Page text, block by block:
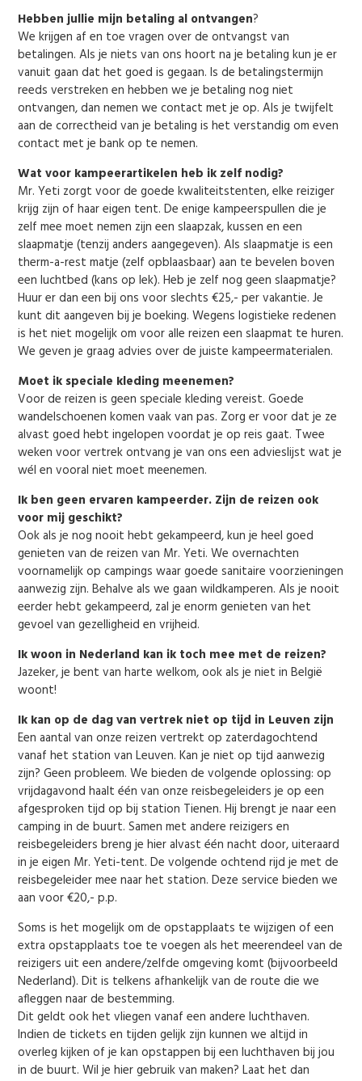
Hebben jullie mijn betaling al ontvangen?
We krijgen af en toe vragen over de ontvangst van
betalingen. Als je niets van ons hoort na je betaling kun je er
vanuit gaan dat het goed is gegaan. Is de betalingstermijn
reeds verstreken en hebben we je betaling nog niet
ontvangen, dan nemen we contact met je op. Als je twijfelt
aan de correctheid van je betaling is het verstandig om even
contact met je bank op te nemen.
Wat voor kampeerartikelen heb ik zelf nodig?
Mr. Yeti zorgt voor de goede kwaliteitstenten, elke reiziger
krijg zijn of haar eigen tent. De enige kampeerspullen die je
zelf mee moet nemen zijn een slaapzak, kussen en een
slaapmatje (tenzij anders aangegeven). Als slaapmatje is een
therm-a-rest matje (zelf opblaasbaar) aan te bevelen boven
een luchtbed (kans op lek). Heb je zelf nog geen slaapmatje?
Huur er dan een bij ons voor slechts €25,- per vakantie. Je
kunt dit aangeven bij je boeking. Wegens logistieke redenen
is het niet mogelijk om voor alle reizen een slaapmat te huren.
We geven je graag advies over de juiste kampeermaterialen.
Moet ik speciale kleding meenemen?
Voor de reizen is geen speciale kleding vereist. Goede
wandelschoenen komen vaak van pas. Zorg er voor dat je ze
alvast goed hebt ingelopen voordat je op reis gaat. Twee
weken voor vertrek ontvang je van ons een advieslijst wat je
wél en vooral niet moet meenemen.
Ik ben geen ervaren kampeerder. Zijn de reizen ook
voor mij geschikt?
Ook als je nog nooit hebt gekampeerd, kun je heel goed
genieten van de reizen van Mr. Yeti. We overnachten
voornamelijk op campings waar goede sanitaire voorzieningen
aanwezig zijn. Behalve als we gaan wildkamperen. Als je nooit
eerder hebt gekampeerd, zal je enorm genieten van het
gevoel van gezelligheid en vrijheid.
Ik woon in Nederland kan ik toch mee met de reizen?
Jazeker, je bent van harte welkom, ook als je niet in België
woont!
Ik kan op de dag van vertrek niet op tijd in Leuven zijn
Een aantal van onze reizen vertrekt op zaterdagochtend
vanaf het station van Leuven. Kan je niet op tijd aanwezig
zijn? Geen probleem. We bieden de volgende oplossing: op
vrijdagavond haalt één van onze reisbegeleiders je op een
afgesproken tijd op bij station Tienen. Hij brengt je naar een
camping in de buurt. Samen met andere reizigers en
reisbegeleiders breng je hier alvast één nacht door, uiteraard
in je eigen Mr. Yeti-tent. De volgende ochtend rijd je met de
reisbegeleider mee naar het station. Deze service bieden we
aan voor €20,- p.p.
Soms is het mogelijk om de opstapplaats te wijzigen of een
extra opstapplaats toe te voegen als het meerendeel van de
reizigers uit een andere/zelfde omgeving komt (bijvoorbeeld
Nederland). Dit is telkens afhankelijk van de route die we
afleggen naar de bestemming.
Dit geldt ook het vliegen vanaf een andere luchthaven.
Indien de tickets en tijden gelijk zijn kunnen we altijd in
overleg kijken of je kan opstappen bij een luchthaven bij jou
in de buurt. Wil je hier gebruik van maken? Laat het dan